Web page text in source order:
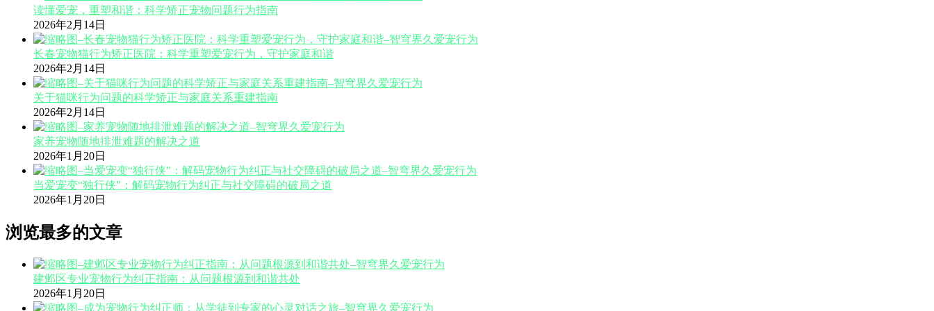
读懂爱宠，重塑和谐：科学矫正宠物问题行为指南
2026年2月14日
长春宠物猫行为矫正医院：科学重塑爱宠行为，守护家庭和谐
2026年2月14日
关于猫咪行为问题的科学矫正与家庭关系重建指南
2026年2月14日
家养宠物随地排泄难题的解决之道
2026年1月20日
当爱宠变“独行侠”：解码宠物行为纠正与社交障碍的破局之道
2026年1月20日
浏览最多的文章
建邺区专业宠物行为纠正指南：从问题根源到和谐共处
2026年1月20日